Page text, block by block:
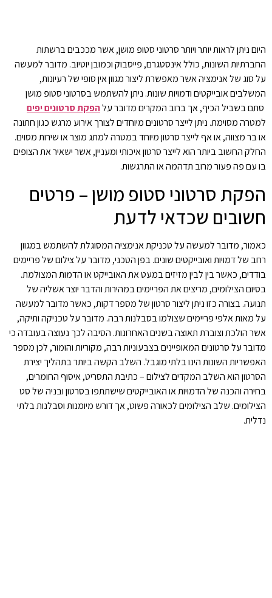
היום ניתן לראות יותר ויותר סרטוני סטופ מושן, אשר מככבים ברשתות
החברתיות השונות, כולל אינסטגרם, פייסבוק וכמובן יוטיוב. מדובר למעשה
על סוג של אנימציה אשר מאפשרת ליצור מגוון אין סופי של רעיונות,
המשלבים אובייקטים ודמויות שונות. ניתן להשתמש בסרטוני סטופ מושן
סתם בשביל הכיף, אך ברוב המקרים מדובר עלהפקת סרטונים יפים
למטרה מסוימת. ניתן לייצר סרטונים מיוחדים לצורך אירוע מרגש כגון חתונה
או בר מצווה, או אף לייצר סרטון מיוחד במטרה למתג מוצר או שירות מסוים.
החלק החשוב ביותר הוא לייצר סרטון איכותי ומעניין, אשר ישאיר את הצופים
בו עם פה פעור מרוב תדהמה או התרגשות.
הפקת סרטוני סטופ מושן – פרטים
חשובים שכדאי לדעת
כאמור, מדובר למעשה על טכניקת אנימציה המסוגלת להשתמש במגוון
רחב של דמויות ואובייקטים שונים. בפן הטכני, מדובר על צילום של פריימים
בודדים, כאשר בין לבין מזיזים במעט את האובייקט או הדמות המצולמת.
בסיום הצילומים, מריצים את הפריימים במהירות והדבר יוצר אשליה של
תנועה. בצורה כזו ניתן ליצור סרטון של מספר דקות, כאשר מדובר למעשה
על מאות אלפי פריימים שצולמו בסבלנות רבה. מדובר על טכניקה ותיקה,
אשר הולכת וצוברת תאוצה בשנים האחרונות. הסיבה לכך נעוצה בעובדה כי
מדובר על סרטונים המאופיינים בצבעוניות רבה, מקוריות והומור, לכן מספר
האפשריות השונות הינו בלתי מוגבל. השלב הקשה ביותר בתהליך יצירת
הסרטון הוא השלב המקדים לצילום – כתיבת התסריט, איסוף החומרים,
בחירה והכנה של הדמויות או האובייקטים שישתתפו בסרטון ובניה של סט
הצילומים. שלב הצילומים לכאורה פשוט, אך דורש מיומנות וסבלנות בלתי
נדלית.